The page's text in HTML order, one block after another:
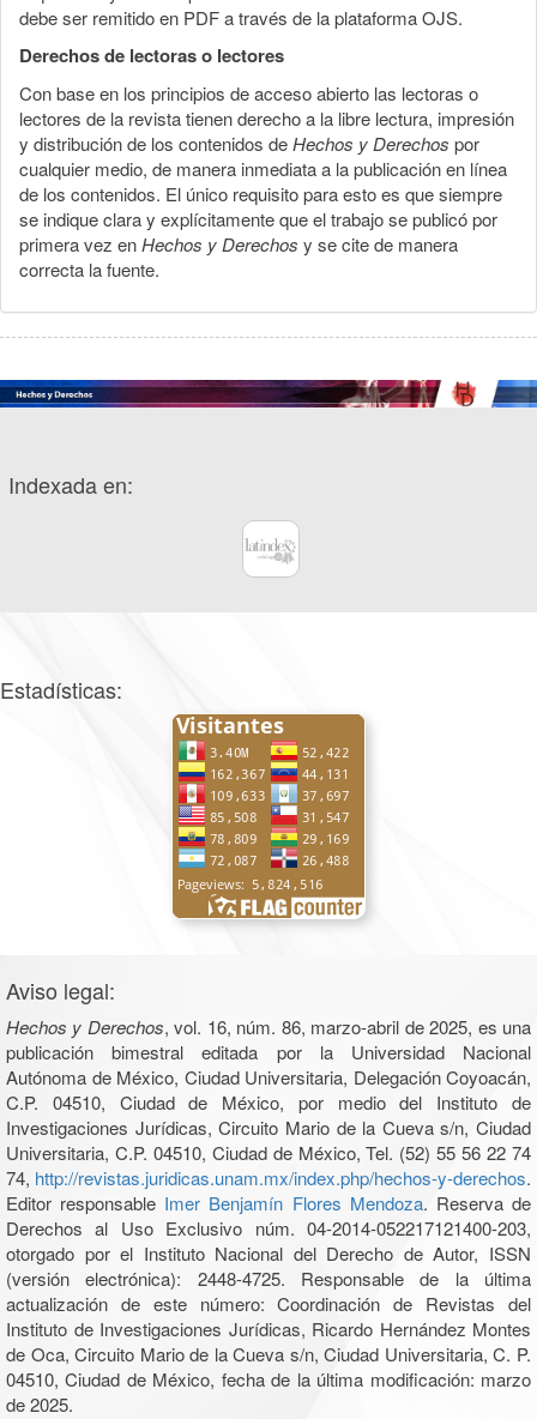
debe ser remitido en PDF a través de la plataforma OJS.
Derechos de lectoras o lectores
Con base en los principios de acceso abierto las lectoras o
lectores de la revista tienen derecho a la libre lectura, impresión
y distribución de los contenidos deHechos y Derechos por
cualquier medio, de manera inmediata a la publicación en línea
de los contenidos. El único requisito para esto es que siempre
se indique clara y explícitamente que el trabajo se publicó por
primera vez enHechos y Derechos y se cite de manera
correcta la fuente.
Indexada en:
Estadísticas:
Aviso legal:
Hechos y Derechos, vol. 16, núm. 86, marzo-abril de 2025, es una
publicación bimestral editada por la Universidad Nacional
Autónoma de México, Ciudad Universitaria, Delegación Coyoacán,
C.P. 04510, Ciudad de México, por medio del Instituto de
Investigaciones Jurídicas, Circuito Mario de la Cueva s/n, Ciudad
Universitaria, C.P. 04510, Ciudad de México, Tel. (52) 55 56 22 74
74, http://revistas.juridicas.unam.mx/index.php/hechos-y-derechos.
Editor responsable Imer Benjamín Flores Mendoza. Reserva de
Derechos al Uso Exclusivo núm. 04-2014-052217121400-203,
otorgado por el Instituto Nacional del Derecho de Autor, ISSN
(versión electrónica): 2448-4725. Responsable de la última
actualización de este número: Coordinación de Revistas del
Instituto de Investigaciones Jurídicas, Ricardo Hernández Montes
de Oca, Circuito Mario de la Cueva s/n, Ciudad Universitaria, C. P.
04510, Ciudad de México, fecha de la última modificación: marzo
de 2025.